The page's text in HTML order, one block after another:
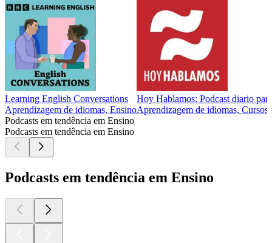
Learning English Conversations
Aprendizagem de idiomas, Ensino
Hoy Hablamos: Podcast diario
Aprendizagem de idiomas,
Podcasts em tendência em Ensino
Podcasts em tendência em Ensino
Podcasts em tendência em Ensino